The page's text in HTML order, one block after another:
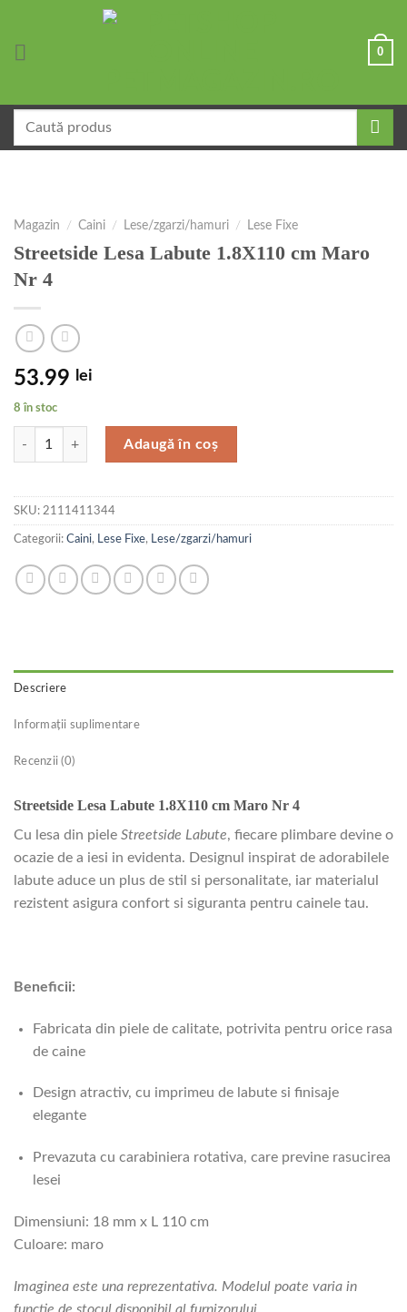
0
după:
Magazin / Caini / Lese/zgarzi/hamuri / Lese Fixe
Streetside Lesa Labute 1.8X110 cm Maro
Nr 4
53.99 lei
8 în stoc
Cantitate Streetside Lesa Labute 1.8X110 cm Maro Nr 4
Adaugă în coș
SKU: 2111411344
Categorii: Caini, Lese Fixe, Lese/zgarzi/hamuri
Descriere
Informații suplimentare
Recenzii (0)
Streetside Lesa Labute 1.8X110 cm Maro Nr 4
Cu lesa din piele Streetside Labute, fiecare plimbare devine o
ocazie de a iesi in evidenta. Designul inspirat de adorabilele
labute aduce un plus de stil si personalitate, iar materialul
rezistent asigura confort si siguranta pentru cainele tau.
Beneficii:
Fabricata din piele de calitate, potrivita pentru orice rasa
de caine
Design atractiv, cu imprimeu de labute si finisaje
elegante
Prevazuta cu carabiniera rotativa, care previne rasucirea
lesei
Dimensiuni: 18 mm x L 110 cm
Culoare: maro
Imaginea este una reprezentativa. Modelul poate varia in
functie de stocul disponibil al furnizorului.